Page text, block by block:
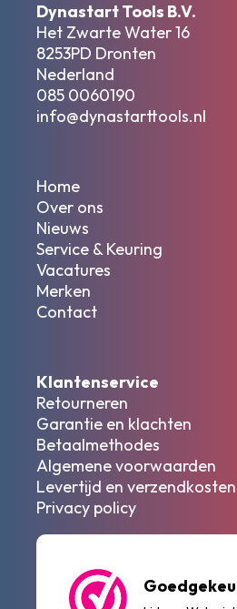
Dynastart Tools B.V.
Het Zwarte Water 16
8253PD Dronten
Nederland
085 0060190
info@dynastarttools.nl
Home
Over ons
Nieuws
Service & Keuring
Vacatures
Merken
Contact
Klantenservice
Retourneren
Garantie en klachten
Betaalmethodes
Algemene voorwaarden
Levertijd en verzendkosten
Privacy policy